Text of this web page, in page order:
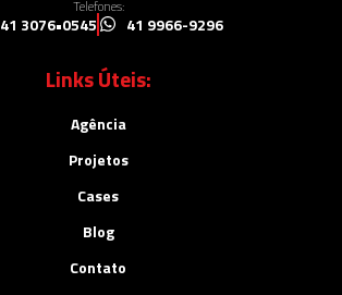
Telefones:
41 3076•0545 41 9966-9296
Links Úteis:
Agência
Projetos
Cases
Blog
Contato